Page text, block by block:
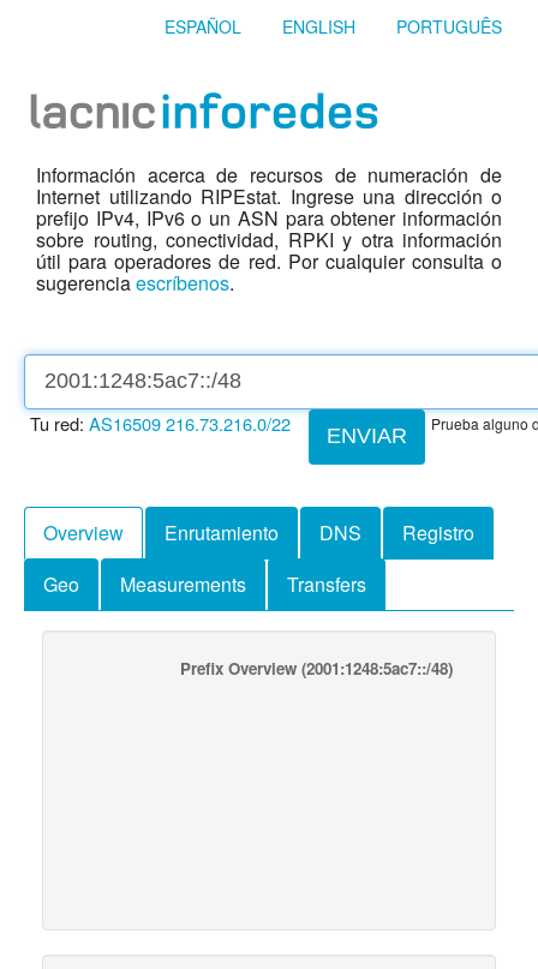
ESPAÑOL ENGLISH PORTUGUÊS
Información acerca de recursos de numeración de
Internet utilizando RIPEstat. Ingrese una dirección o
prefijo IPv4, IPv6 o un ASN para obtener información
sobre routing, conectividad, RPKI y otra información
útil para operadores de red. Por cualquier consulta o
sugerenciaescríbenos.
ENVIAR
Tu red: AS16509216.73.216.0/22 Prueba alguno
Overview Enrutamiento DNS
Registro
Geo
Measurements Transfers
Prefix Overview (2001:1248:5ac7::/48)